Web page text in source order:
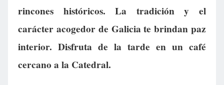
rincones históricos. La tradición y el
carácter acogedor de Galicia te brindan paz
interior. Disfruta de la tarde en un café
cercano a la Catedral.